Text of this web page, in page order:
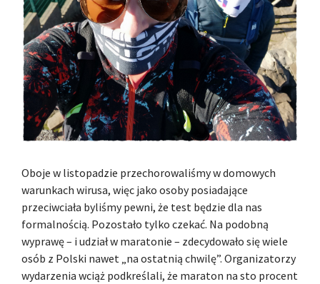
Oboje w listopadzie przechorowaliśmy w domowych
warunkach wirusa, więc jako osoby posiadające
przeciwciała byliśmy pewni, że test będzie dla nas
formalnością. Pozostało tylko czekać. Na podobną
wyprawę – i udział w maratonie – zdecydowało się wiele
osób z Polski nawet „na ostatnią chwilę”. Organizatorzy
wydarzenia wciąż podkreślali, że maraton na sto procent